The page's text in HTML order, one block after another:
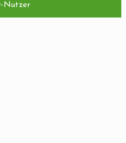
Nutzer